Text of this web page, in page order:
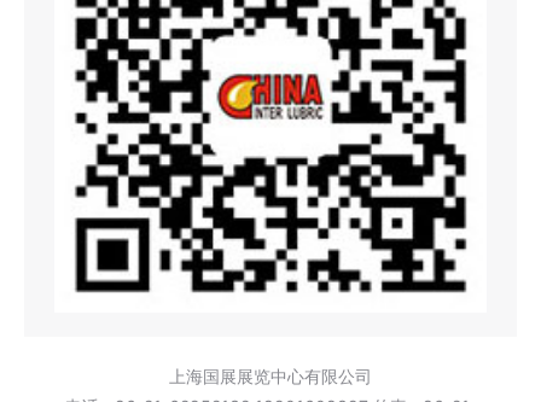
上海国展展览中心有限公司